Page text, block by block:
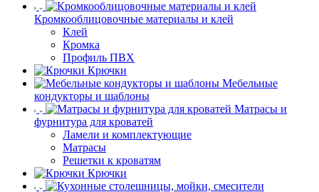
Кромкооблицовочные материалы и клей
Клей
Кромка
Профиль ПВХ
Крючки
Мебельные
кондукторы и шаблоны
Матрасы и
фурнитура для кроватей
Ламели и комплектующие
Матрасы
Решетки к кроватям
Крючки